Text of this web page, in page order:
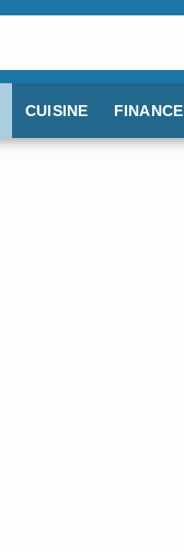
CUISINE FINANCE